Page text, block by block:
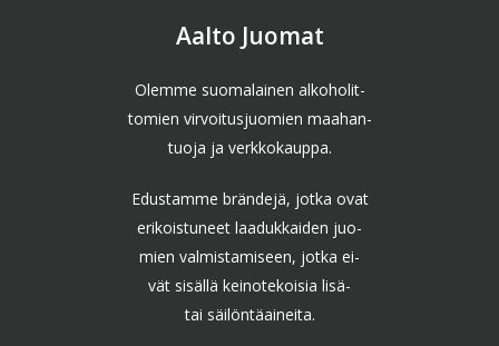
Aalto Juomat
Olemme suomalainen alkoholit-
tomien virvoitusjuomien maahan-
tuoja ja verkkokauppa.
Edustamme brändejä, jotka ovat
erikoistuneet laadukkaiden juo-
mien valmistamiseen, jotka ei-
vät sisällä keinotekoisia lisä-
tai säilöntäaineita.